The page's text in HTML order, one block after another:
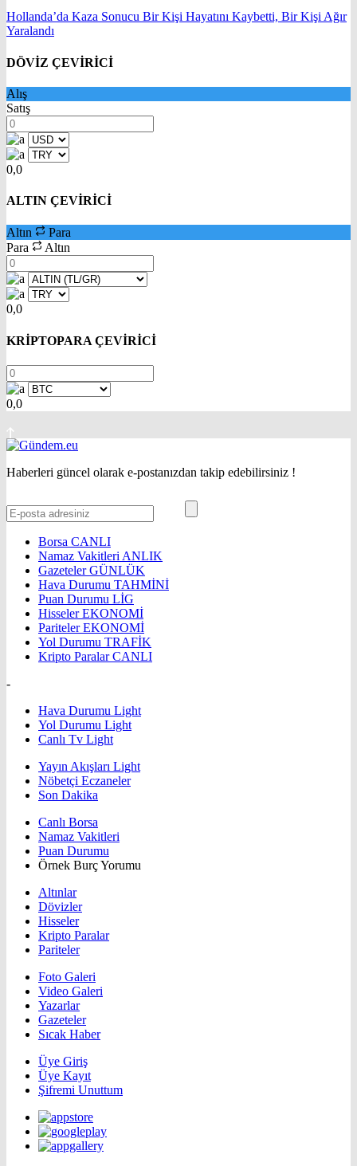
Hollanda’da Kaza Sonucu Bir Kişi Hayatını Kaybetti, Bir Kişi Ağır
Yaralandı
DÖVİZ ÇEVİRİCİ
Alış
Satış
0,0
ALTIN ÇEVİRİCİ
Altın
Para
Para
Altın
0,0
KRİPTOPARA ÇEVİRİCİ
0,0
Haberleri güncel olarak e-postanızdan takip edebilirsiniz !
Borsa CANLI
Namaz Vakitleri ANLIK
GazetelerGÜNLÜK
Hava Durumu TAHMİNİ
Puan Durumu LİG
HisselerEKONOMİ
ParitelerEKONOMİ
Yol Durumu TRAFİK
Kripto ParalarCANLI
-
Hava Durumu Light
Yol Durumu Light
Canlı Tv Light
Yayın Akışları Light
Nöbetçi Eczaneler
Son Dakika
Canlı Borsa
Namaz Vakitleri
Puan Durumu
Örnek Burç Yorumu
Altınlar
Dövizler
Hisseler
Kripto Paralar
Pariteler
Foto Galeri
Video Galeri
Yazarlar
Gazeteler
Sıcak Haber
Üye Giriş
Üye Kayıt
Şifremi Unuttum